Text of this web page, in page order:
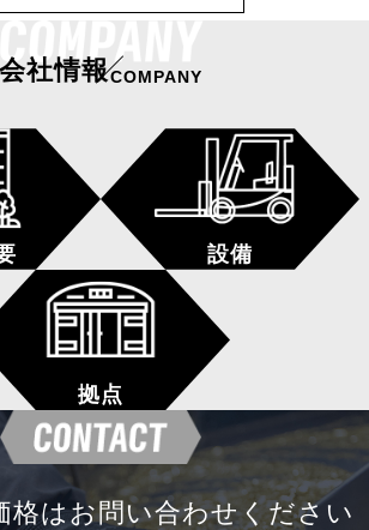
会社情報COMPANY
設備
拠点
格はお問い合わせください